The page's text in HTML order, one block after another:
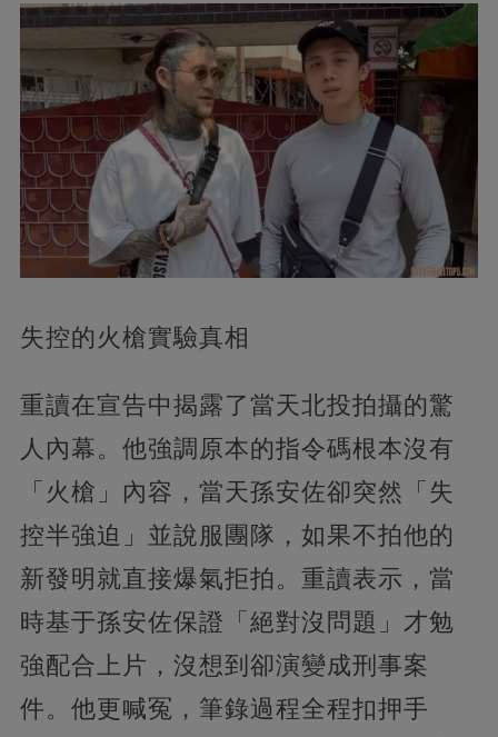
失控的火槍實驗真相
重讀在宣告中揭露了當天北投拍攝的驚
人內幕。他強調原本的指令碼根本沒有
「火槍」內容，當天孫安佐卻突然「失
控半強迫」並說服團隊，如果不拍他的
新發明就直接爆氣拒拍。重讀表示，當
時基于孫安佐保證「絕對沒問題」才勉
強配合上片，沒想到卻演變成刑事案
件。他更喊冤，筆錄過程全程扣押手